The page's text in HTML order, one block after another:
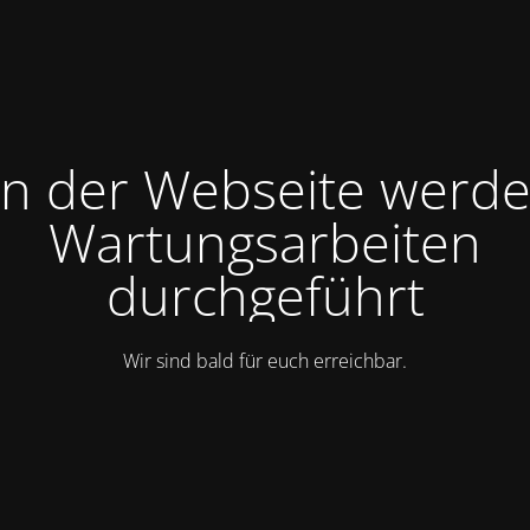
der Webseite
Wartungsarbeiten
durchgeführt
Wir sind bald für euch erreichbar.